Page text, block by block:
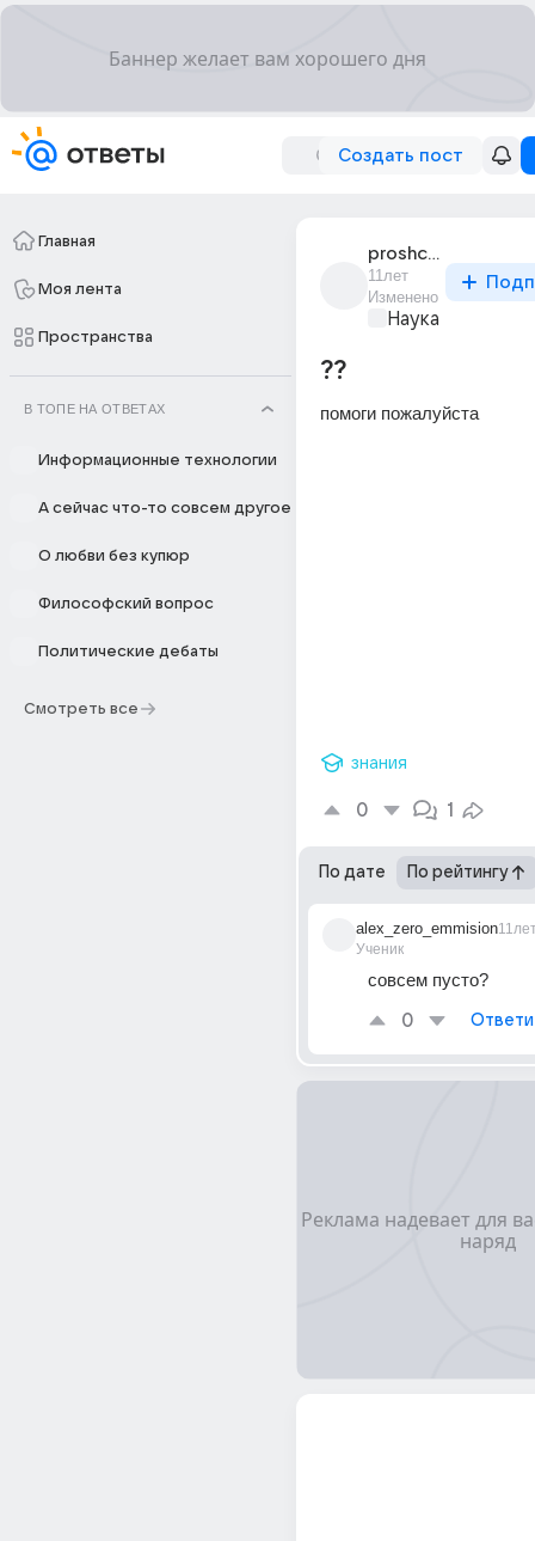
Создать пост
Главная
Моя лента
Пространства
В ТОПЕ НА ОТВЕТАХ
Информационные технологии
А сейчас что-то совсем другое
О любви без купюр
Философский вопрос
Политические дебаты
Смотреть все
proshchzkh
11лет
Изменено
Наука
??
помоги пожалуйста
знания
0 1
По дате По рейтингу
alex_zero_emmision
Ученик
совсем пусто?
0